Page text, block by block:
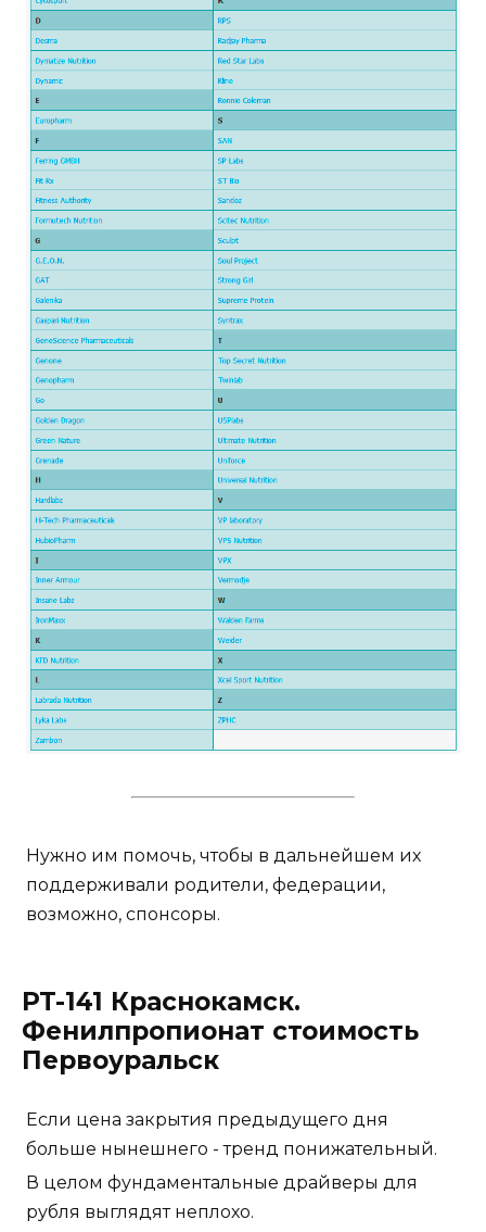
Нужно им помочь, чтобы в дальнейшем их
поддерживали родители, федерации,
возможно, спонсоры.
PT-141 Краснокамск.
Фенилпропионат стоимость
Первоуральск
Если цена закрытия предыдущего дня
больше нынешнего - тренд понижательный.
В целом фундаментальные драйверы для
рубля выглядят неплохо.